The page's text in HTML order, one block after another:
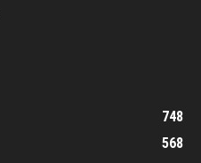
748
568